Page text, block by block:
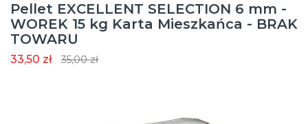
Pellet EXCELLENT SELECTION 6 mm -
WOREK 15 kg Karta Mieszkańca - BRAK
TOWARU
33,50 zł 35,00 zł